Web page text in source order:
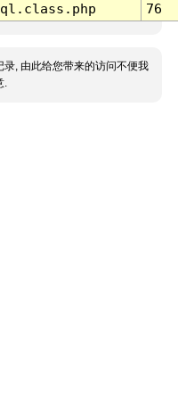
76
录, 由此给您带来的访问不便我
.